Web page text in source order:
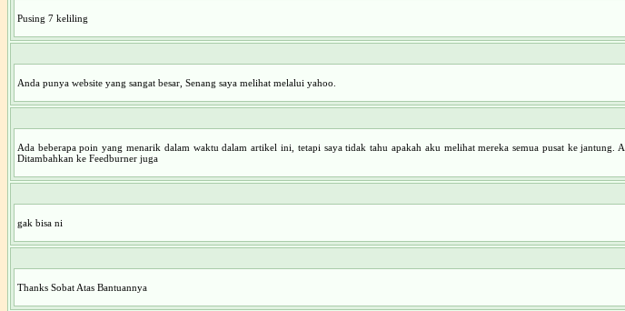
Pusing 7 keliling
Anda punya website yang sangat besar, Senang saya melihat melalui yahoo.
Ada beberapa poin yang menarik dalam waktu dalam artikel ini, tetapi saya tidak tahu apakah aku melihat mereka semua pusat ke
Ditambahkan ke Feedburner juga
gak bisa ni
Thanks Sobat Atas Bantuannya